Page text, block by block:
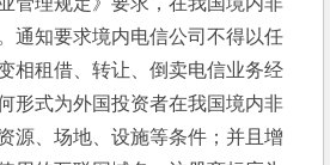
通知要求境内电信公司不得以任
相租借、转让、倒卖电信业务经
形式为外国投资者在我国境内非
源、场地、设施等条件；并且增